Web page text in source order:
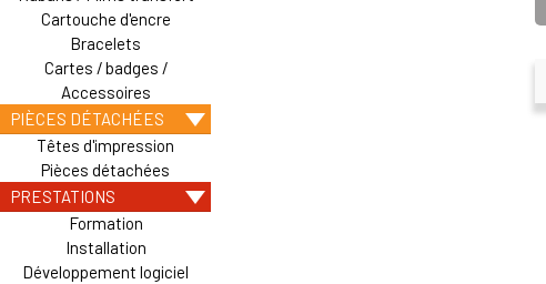
Cartouche d'encre
Bracelets
Cartes / badges /
Accessoires
PIÈCES DÉTACHÉES
Têtes d'impression
Pièces détachées
PRESTATIONS
Formation
Installation
Développement logiciel